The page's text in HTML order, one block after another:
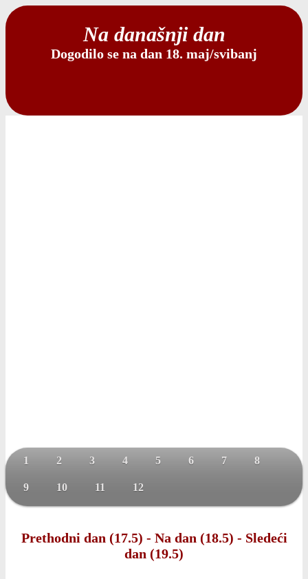
Na današnji dan
Dogodilo se na dan 18. maj/svibanj
1 2 3 4 5 6 7 8
9 10 11 12
Prethodni dan (17.5) - Na dan (18.5) - Sledeći
dan (19.5)